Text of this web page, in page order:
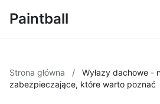
Paintball
Strona główna /
Wyłazy dachowe -
zabezpieczające, które warto poznać